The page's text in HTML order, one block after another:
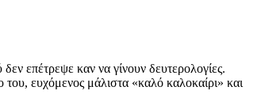
επέτρεψε καν να γίνουν δευτερολογίες.
ευχόμενος μάλιστα «καλό καλοκαίρι» και